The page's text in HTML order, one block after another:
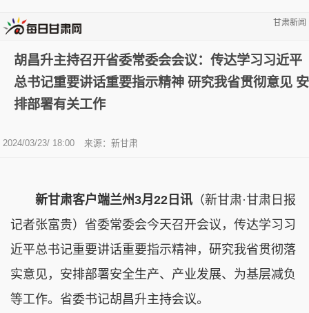
甘肃新闻
胡昌升主持召开省委常委会会议：传达学习习近平
总书记重要讲话重要指示精神 研究我省贯彻意见 安
排部署有关工作
2024/03/23/ 18:00 来源：新甘肃
新甘肃客户端兰州3月22日讯 （新甘肃·甘肃日报
记者张富贵）省委常委会今天召开会议，传达学习习
近平总书记重要讲话重要指示精神，研究我省贯彻落
实意见，安排部署安全生产、产业发展、为基层减负
等工作。省委书记胡昌升主持会议。